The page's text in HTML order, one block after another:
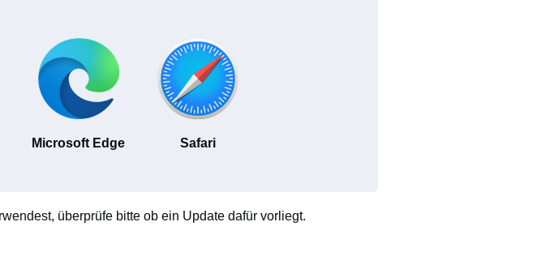
Microsoft Edge Safari
überprüfe bitte ob ein Update dafür vorliegt.